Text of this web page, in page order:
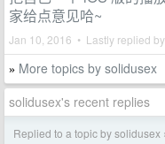
家给点意见哈~
Jan 10, 2016 • Lastly replied by
» More topics by solidusex
solidusex's recent replies
Replied to a topic by solidusex ›